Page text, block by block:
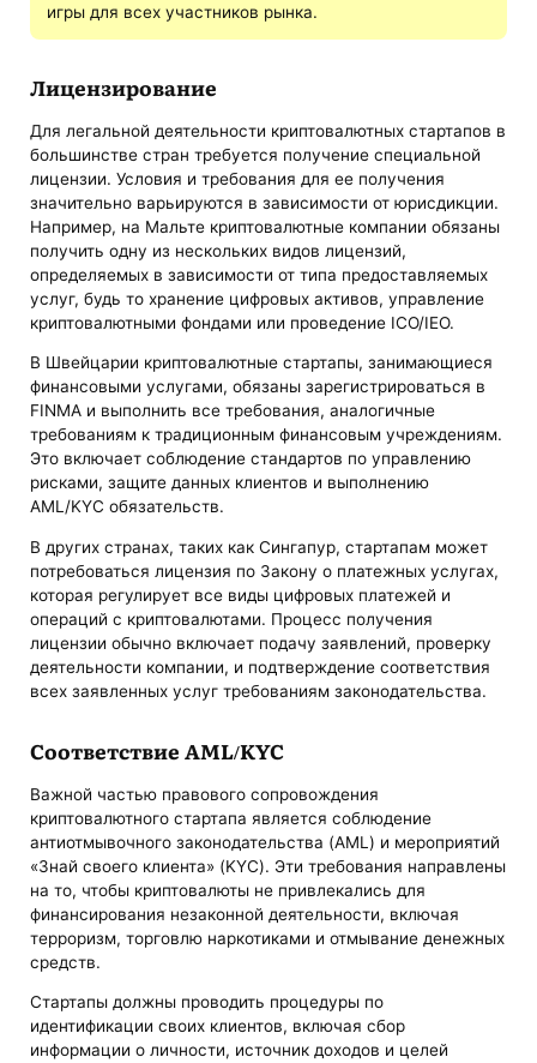
игры для всех участников рынка.
Лицензирование
Для легальной деятельности криптовалютных стартапов в
большинстве стран требуется получение специальной
лицензии. Условия и требования для ее получения
значительно варьируются в зависимости от юрисдикции.
Например, на Мальте криптовалютные компании обязаны
получить одну из нескольких видов лицензий,
определяемых в зависимости от типа предоставляемых
услуг, будь то хранение цифровых активов, управление
криптовалютными фондами или проведение ICO/IEO.
В Швейцарии криптовалютные стартапы, занимающиеся
финансовыми услугами, обязаны зарегистрироваться в
FINMA и выполнить все требования, аналогичные
требованиям к традиционным финансовым учреждениям.
Это включает соблюдение стандартов по управлению
рисками, защите данных клиентов и выполнению
AML/KYC обязательств.
В других странах, таких как Сингапур, стартапам может
потребоваться лицензия по Закону о платежных услугах,
которая регулирует все виды цифровых платежей и
операций с криптовалютами. Процесс получения
лицензии обычно включает подачу заявлений, проверку
деятельности компании, и подтверждение соответствия
всех заявленных услуг требованиям законодательства.
Соответствие AML/KYC
Важной частью правового сопровождения
криптовалютного стартапа является соблюдение
антиотмывочного законодательства (AML) и мероприятий
«Знай своего клиента» (KYC). Эти требования направлены
на то, чтобы криптовалюты не привлекались для
финансирования незаконной деятельности, включая
терроризм, торговлю наркотиками и отмывание денежных
средств.
Стартапы должны проводить процедуры по
идентификации своих клиентов, включая сбор
информации о личности, источник доходов и целей